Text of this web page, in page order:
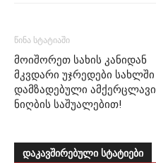
წინა სტატიაში
მოიშორეთ სახის კანიდან
მკვდარი უჯრედები სახლში
დამზადებული ამქერცლავი
ნიღბის საშუალებით!
დაკავშირებული სტატიები